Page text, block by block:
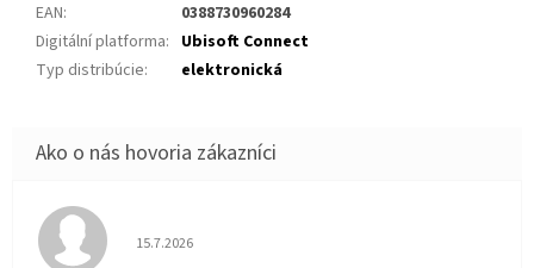
EAN:
0388730960284
Digitální platforma: Ubisoft Connect
Typ distribúcie: elektronická
Hodnotenie obchodu je 5 z 5 hviezdičiek.
15.7.2026